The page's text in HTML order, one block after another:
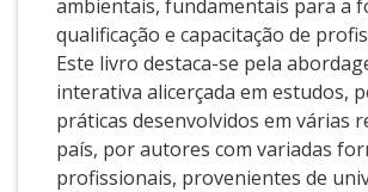
ambientais, fundamentais para a
qualificação e capacitação de
Este livro destaca-se pela
interativa alicerçada em estudos,
práticas desenvolvidos em várias
país, por autores com variadas
profissionais, provenientes de